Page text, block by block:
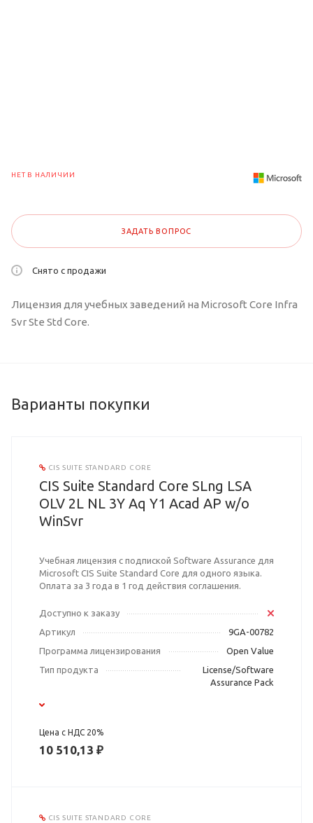
НЕТ В НАЛИЧИИ
ЗАДАТЬ ВОПРОС
Снято с продажи
Лицензия для учебных заведений на Microsoft Core Infra
Svr Ste Std Core.
Варианты покупки
CIS SUITE STANDARD CORE
CIS Suite Standard Core SLng LSA
OLV 2L NL 3Y Aq Y1 Acad AP w/o
WinSvr
Учебная лицензия с подпиской Software Assurance для
Microsoft CIS Suite Standard Core для одного языка.
Оплата за 3 года в 1 год действия соглашения.
Доступно к заказу
Артикул
9GA-00782
Программа лицензирования
Open Value
Тип продукта
License/Software
Assurance Pack
Цена с НДС 20%
10 510,13 ₽
CIS SUITE STANDARD CORE